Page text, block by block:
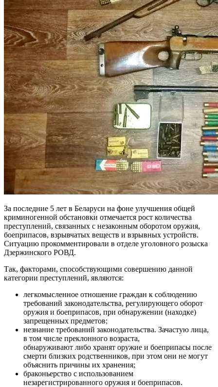
За последние 5 лет в Беларуси на фоне улучшения общей
криминогенной обстановки отмечается рост количества
преступлений, связанных с незаконным оборотом оружия,
боеприпасов, взрывчатых веществ и взрывных устройств.
Ситуацию прокомментировали в отделе уголовного розыска
Дзержинского РОВД.
Так, факторами, способствующими совершению данной
категории преступлений, являются:
легкомысленное отношение граждан к соблюдению
требований законодательства, регулирующего оборот
оружия и боеприпасов, при обнаружении (находке)
запрещенных предметов;
незнание требований законодательства. Зачастую лица,
в том числе преклонного возраста,
обнаруживают либо хранят оружие и боеприпасы после
смерти близких родственников, при этом они не могут
объяснить причины их хранения;
браконьерство с использованием
незарегистрированного оружия и боеприпасов.